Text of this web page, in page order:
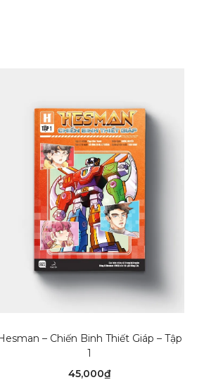
– Chiến Binh Thiết Giáp – Tập
1
45,000₫